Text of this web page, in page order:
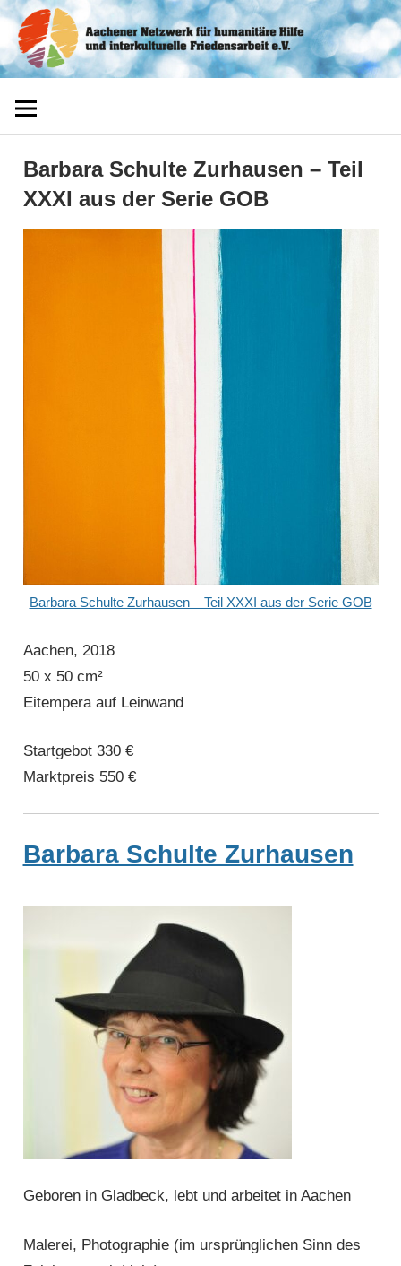
Zum
Inhalt
springen
Aachener
Netzwerk
Barbara Schulte Zurhausen – Teil
XXXI aus der Serie GOB
Barbara Schulte Zurhausen – Teil XXXI aus der Serie GOB
Aachen, 2018
50 x 50 cm²
Eitempera auf Leinwand
Startgebot 330 €
Marktpreis 550 €
Barbara Schulte Zurhausen
Geboren in Gladbeck, lebt und arbeitet in Aachen
Malerei, Photographie (im ursprünglichen Sinn des